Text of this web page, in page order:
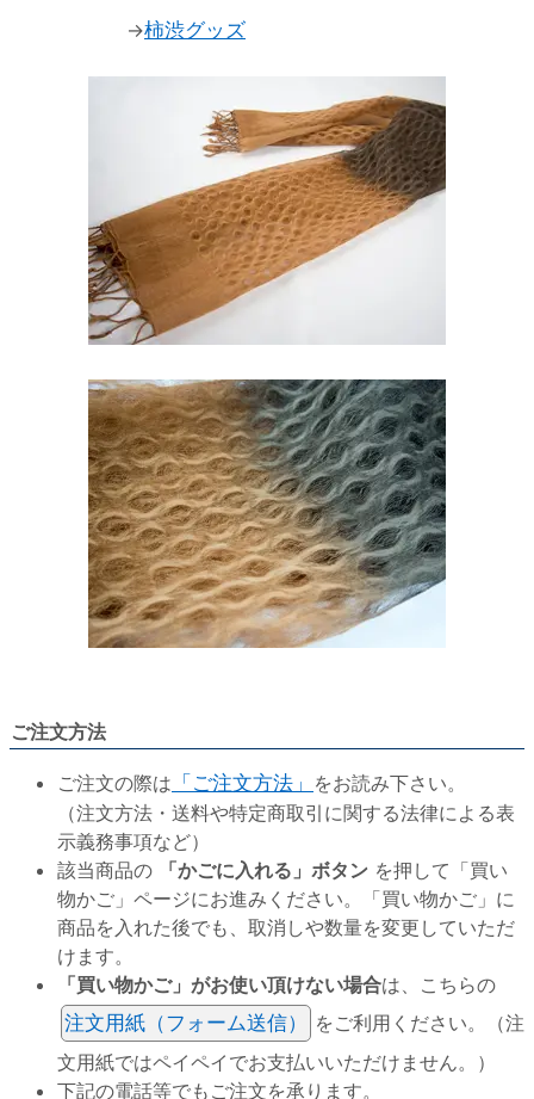
→柿渋グッズ
ご注文方法
ご注文の際は 「ご注文方法」 をお読み下さい。
（注文方法・送料や特定商取引に関する法律による表
示義務事項など）
該当商品の
「かごに入れる」ボタン を押して「買い
物かご」ページにお進みください。「買い物かご」に
商品を入れた後でも、取消しや数量を変更していただ
けます。
「買い物かご」がお使い頂けない場合は、こちらの
注文用紙（フォーム送信）
をご利用ください。（注
文用紙ではペイペイでお支払いいただけません。）
下記の電話等でもご注文を承ります。